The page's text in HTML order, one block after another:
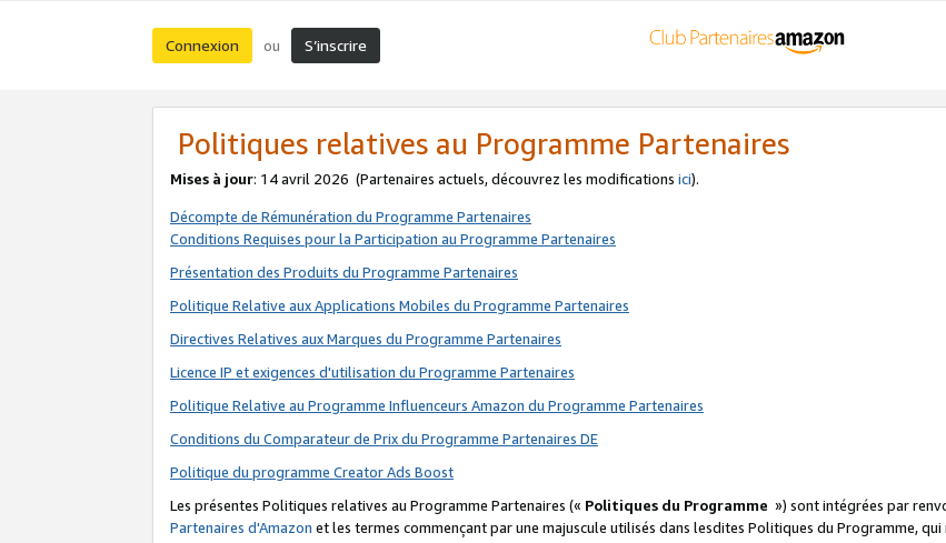
Connexion ou S’inscrire
Politiques relatives au Programme Partenaires
Mises à jour: 14 avril 2026 (Partenaires actuels, découvrez les modifications ici).
Décompte de Rémunération du Programme Partenaires
Conditions Requises pour la Participation au Programme Partenaires
Présentation des Produits du Programme Partenaires
Politique Relative aux Applications Mobiles du Programme Partenaires
Directives Relatives aux Marques du Programme Partenaires
Licence IP et exigences d'utilisation du Programme Partenaires
Politique Relative au Programme Influenceurs Amazon du Programme Partenaires
Conditions du Comparateur de Prix du Programme Partenaires DE
Politique du programme Creator Ads Boost
Les présentes Politiques relatives au Programme Partenaires (« Politiques du Programme ») sont intégrées par
Partenaires d'Amazon et les termes commençant par une majuscule utilisés dans lesdites Politiques du Programme,